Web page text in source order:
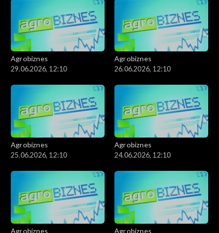
Agrobiznes
29.06.2026, 12:10
Agrobiznes
26.06.2026, 12:10
Agrobiznes
25.06.2026, 12:10
Agrobiznes
24.06.2026, 12:10
Agrobiznes Agrobiznes